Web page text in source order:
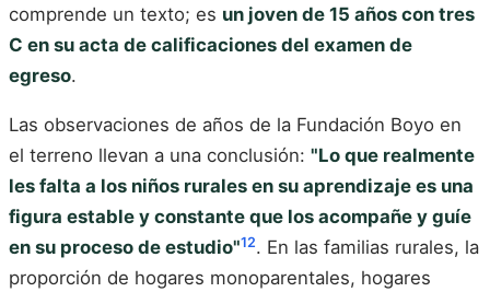
comprende un texto; es un joven de 15 años con tres
C en su acta de calificaciones del examen de
egreso.
Las observaciones de años de la Fundación Boyo en
el terreno llevan a una conclusión: "Lo que realmente
les falta a los niños rurales en su aprendizaje es una
figura estable y constante que los acompañe y guíe
en su proceso de estudio"12. En las familias rurales, la
proporción de hogares monoparentales, hogares